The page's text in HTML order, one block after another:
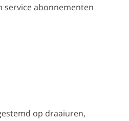
service abonnementen
op draaiuren,